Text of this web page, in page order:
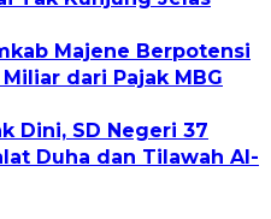
Majene Berpotensi
dari Pajak MBG
Dini, SD Negeri 37
Duha dan Tilawah Al-